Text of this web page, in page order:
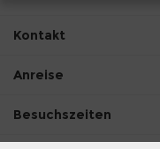
Kontakt
Anreise
Besuchszeiten